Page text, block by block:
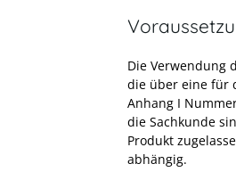
Die Verwendung
die über eine für
Anhang I
die Sachkunde
Produkt
abhängig.